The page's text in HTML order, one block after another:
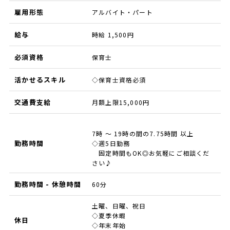
雇用形態 アルバイト・パート
給与 時給 1,500円
必須資格 保育士
活かせるスキル ◇保育士資格必須
交通費支給 月額上限15,000円
勤務時間
7時 ～ 19時の間の7.75時間 以上
◇週5日勤務
固定時間もOK◎お気軽にご相談くだ
さい♪
勤務時間 - 休憩時間 60分
休日
土曜、日曜、祝日
◇夏季休暇
◇年末年始